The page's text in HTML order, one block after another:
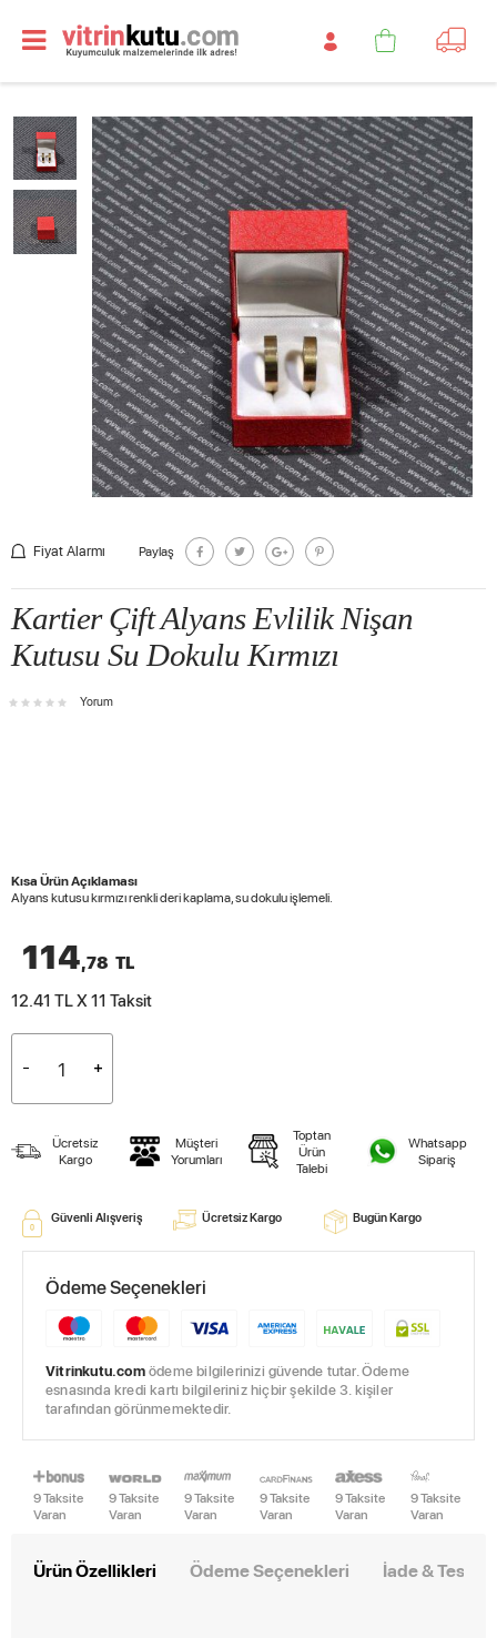
Fiyat Alarmı Paylaş
Kartier Çift Alyans Evlilik Nişan
Kutusu Su Dokulu Kırmızı
Yorum
Kısa Ürün Açıklaması
Alyans kutusu kırmızı renkli deri kaplama, su dokulu işlemeli.
114,78 TL
12.41 TL X 11 Taksit
Ücretsiz
Kargo
Müşteri
Yorumları
Toptan
Ürün
Talebi
Whatsapp
Sipariş
Güvenli Alışveriş Ücretsiz Kargo Bugün Kargo
Ödeme Seçenekleri
Vitrinkutu.comödeme bilgilerinizi güvende tutar. Ödeme
esnasında kredi kartı bilgileriniz hiçbir şekilde 3. kişiler
tarafından görünmemektedir.
9 Taksite
Varan
9 Taksite
Varan
9 Taksite
Varan
9 Taksite
Varan
9 Taksite
Varan
9 Taksite
Varan
Ürün Özellikleri Ödeme Seçenekleri İade &